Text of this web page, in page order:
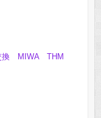
換 MIWA THM